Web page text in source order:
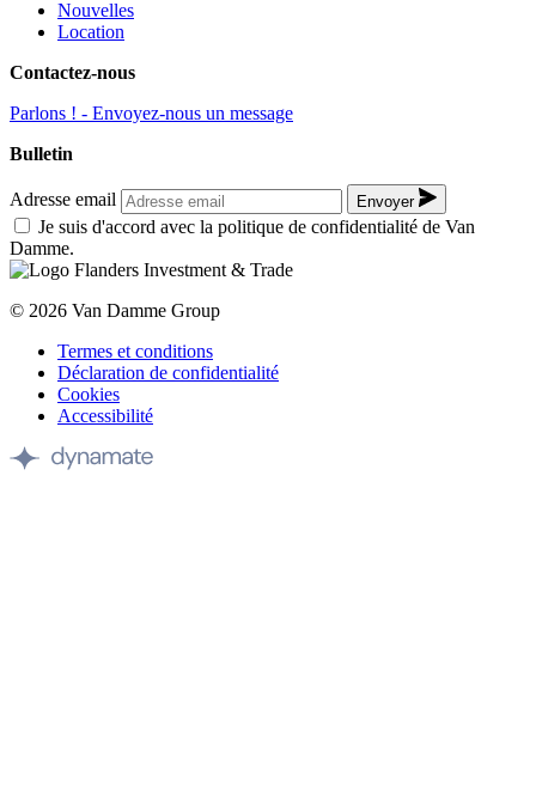
Nouvelles
Location
Contactez-nous
Parlons ! - Envoyez-nous un message
Bulletin
Adresse email Envoyer
Je suis d'accord avec la politique de confidentialité de Van
Damme.
© 2026 Van Damme Group
Termes et conditions
Déclaration de confidentialité
Cookies
Accessibilité
Site